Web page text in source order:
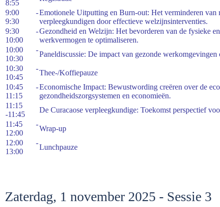
8:55
9:00 -
9:30
Emotionele Uitputting en Burn-out: Het verminderen
verpleegkundigen door effectieve welzijnsinterventies.
9:30 -
10:00
Gezondheid en Welzijn: Het bevorderen van de fysieke
werkvermogen te optimaliseren.
10:00 -
10:30
Paneldiscussie: De impact van gezonde
10:30 -
10:45
Thee-/Koffiepauze
10:45 -
11:15
Economische Impact: Bewustwording creëren over de
gezondheidszorgsystemen en economieën.
11:15
-11:45
De Curacaose verpleegkundige: Toekomst perspectief
11:45 -
12:00
Wrap-up
12:00 -
13:00
Lunchpauze
Zaterdag, 1 november 2025 - Sessie 3